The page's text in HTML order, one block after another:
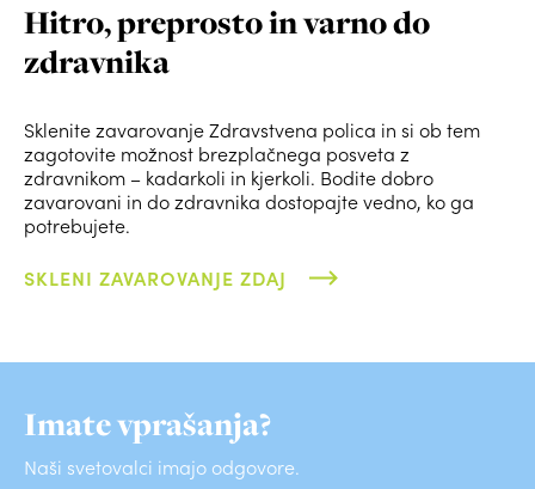
Hitro, preprosto in varno do
zdravnika
Sklenite zavarovanje Zdravstvena polica in si ob tem
zagotovite možnost brezplačnega posveta z
zdravnikom – kadarkoli in kjerkoli. Bodite dobro
zavarovani in do zdravnika dostopajte vedno, ko ga
potrebujete.
SKLENI ZAVAROVANJE ZDAJ
Imate vprašanja?
Naši svetovalci imajo odgovore.